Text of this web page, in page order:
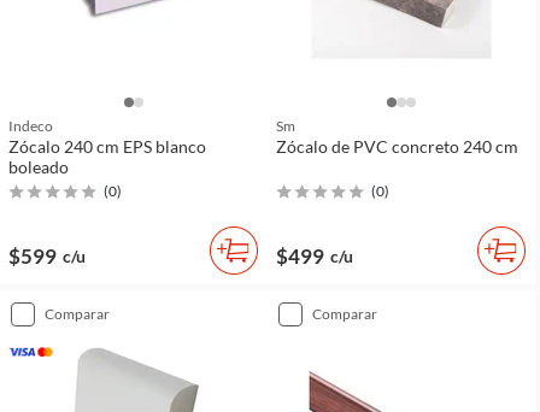
Indeco
Zócalo 240 cm EPS blanco
boleado
(0)
$599 c/u
Sm
Zócalo de PVC concreto 240 cm
(0)
$499 c/u
comparar comparar